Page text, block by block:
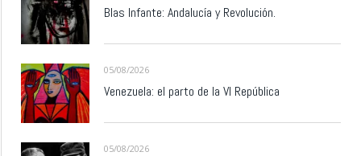
Blas Infante: Andalucía y Revolución.
05/08/2026
Venezuela: el parto de la VI República
05/08/2026